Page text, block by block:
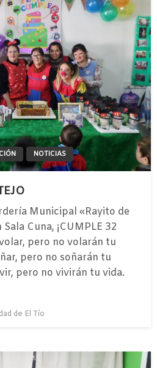
NOTICIAS
Municipal «Rayito de
Cuna, ¡CUMPLE 32
pero no volarán tu
pero no soñarán tu
pero no vivirán tu vida.
de El Tío